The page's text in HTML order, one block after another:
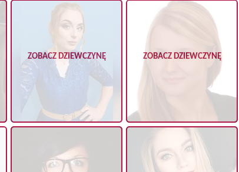
ZOBACZ DZIEWCZYNĘ ZOBACZ DZIEWCZYNĘ